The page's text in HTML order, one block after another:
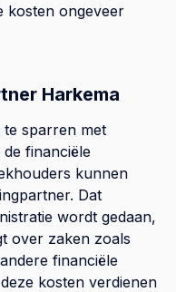
kosten ongeveer
Harkema
sparren met
financiële
kunnen
Dat
wordt gedaan,
over zaken zoals
financiële
kosten verdienen